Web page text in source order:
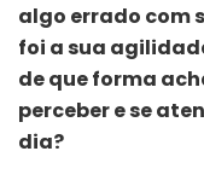
algo errado com
foi a sua
de que forma
perceber e se
dia?